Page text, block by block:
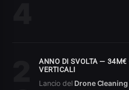
ANNO DI SVOLTA — 34M€
VERTICALI
Lancio del Drone